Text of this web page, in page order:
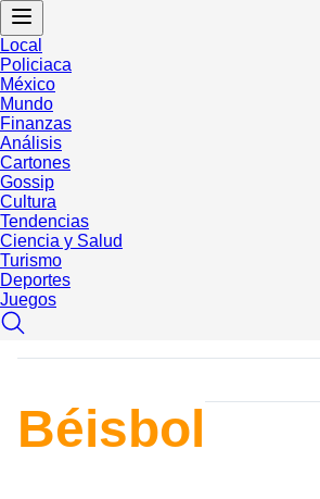
Local
Policiaca
México
Mundo
Finanzas
Análisis
Cartones
Gossip
Cultura
Tendencias
Ciencia y Salud
Turismo
Deportes
Juegos
Béisbol